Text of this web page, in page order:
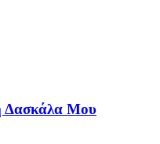
Δασκάλα Μου